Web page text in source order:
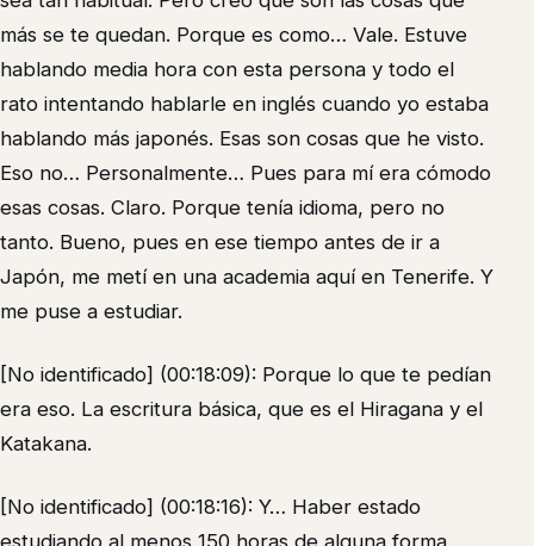
más se te quedan. Porque es como… Vale. Estuve
hablando media hora con esta persona y todo el
rato intentando hablarle en inglés cuando yo estaba
hablando más japonés. Esas son cosas que he visto.
Eso no… Personalmente… Pues para mí era cómodo
esas cosas. Claro. Porque tenía idioma, pero no
tanto. Bueno, pues en ese tiempo antes de ir a
Japón, me metí en una academia aquí en Tenerife. Y
me puse a estudiar.
[No identificado] (00:18:09): Porque lo que te pedían
era eso. La escritura básica, que es el Hiragana y el
Katakana.
[No identificado] (00:18:16): Y… Haber estado